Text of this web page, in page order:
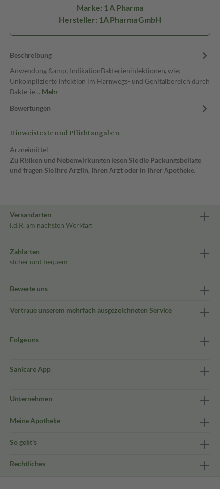
Marke: 1 A Pharma
Hersteller: 1A Pharma GmbH
Beschreibung
Anwendung &amp; IndikationBakterieninfektionen, wie:
Unkomplizierte Infektion im Harnwegs- und Genitalbereich durch
Bakterie… Mehr
Bewertungen
Hinweistexte und Pflichtangaben
Arzneimittel
Zu Risiken und Nebenwirkungen lesen Sie die Packungsbeilage
und fragen Sie Ihre Ärztin, Ihren Arzt oder in Ihrer Apotheke.
Versandarten
i.d.R. am nächsten Werktag
Zahlarten
sicher und bequem
Bewerte uns
Vertraue unserem mehrfach ausgezeichneten Service
Folge uns
Sanicare App
Unternehmen
Meine Apotheke
So geht's
Rechtliches